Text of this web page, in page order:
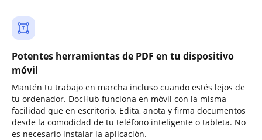
Potentes herramientas de PDF en tu dispositivo
móvil
Mantén tu trabajo en marcha incluso cuando estés lejos de
tu ordenador. DocHub funciona en móvil con la misma
facilidad que en escritorio. Edita, anota y firma documentos
desde la comodidad de tu teléfono inteligente o tableta. No
es necesario instalar la aplicación.